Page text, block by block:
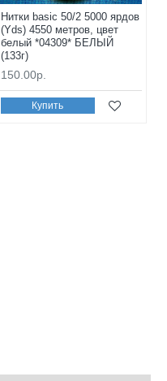
Нитки basic 50/2 5000 ярдов
(Yds) 4550 метров, цвет
белый *04309* БЕЛЫЙ
(133г)
150.00р.
Купить